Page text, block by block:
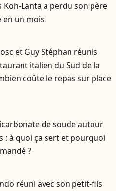
Koh-Lanta a perdu son père
en un mois
et Guy Stéphan réunis
italien du Sud de la
coûte le repas sur place
de soude autour
: à quoi ça sert et pourquoi
?
réuni avec son petit-fils